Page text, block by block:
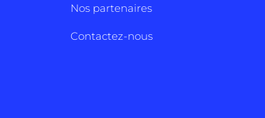
Nos partenaires
Contactez-nous